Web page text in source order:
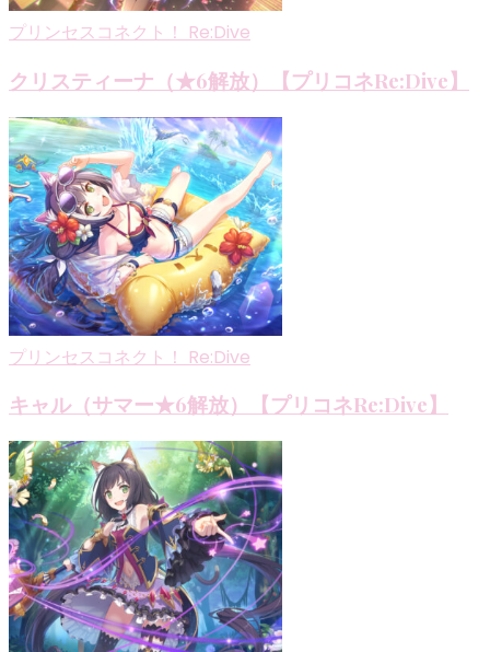
プリンセスコネクト！ Re:Dive
クリスティーナ（★6解放）【プリコネRe:Dive】
プリンセスコネクト！ Re:Dive
キャル（サマー★6解放）【プリコネRe:Dive】